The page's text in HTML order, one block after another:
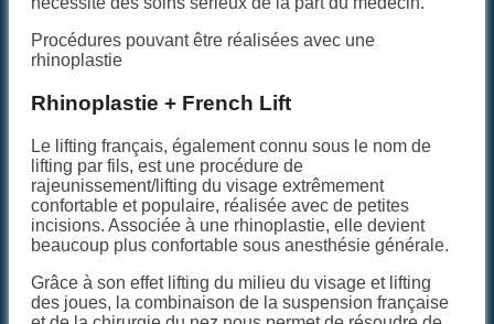
Procédures pouvant être réalisées avec une
rhinoplastie
Rhinoplastie + French Lift
Le lifting français, également connu sous le nom de
lifting par fils, est une procédure de
rajeunissement/lifting du visage extrêmement
confortable et populaire, réalisée avec de petites
incisions. Associée à une rhinoplastie, elle devient
beaucoup plus confortable sous anesthésie générale.
Grâce à son effet lifting du milieu du visage et lifting
des joues, la combinaison de la suspension française